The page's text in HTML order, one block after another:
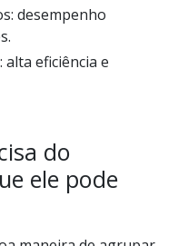
desempenho
eficiência e
do
ele pode